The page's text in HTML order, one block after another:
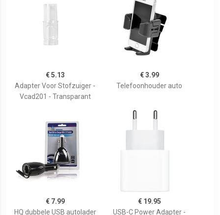
€ 5.13
Adapter Voor Stofzuiger -
Vcad201 - Transparant
€ 3.99
Telefoonhouder auto
€ 7.99
HQ dubbele USB autolader
€ 19.95
USB-C Power Adapter -